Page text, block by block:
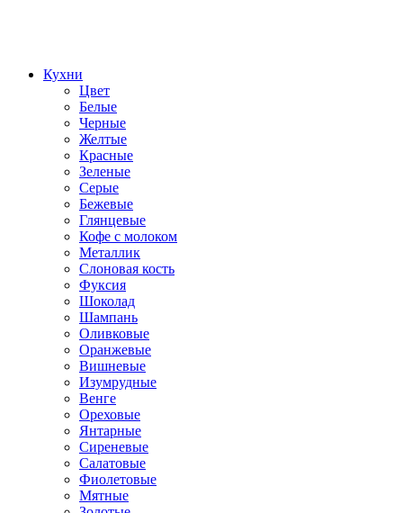
Кухни
Цвет
Белые
Черные
Желтые
Красные
Зеленые
Серые
Бежевые
Глянцевые
Кофе с молоком
Металлик
Слоновая кость
Фуксия
Шоколад
Шампань
Оливковые
Оранжевые
Вишневые
Изумрудные
Венге
Ореховые
Янтарные
Сиреневые
Салатовые
Фиолетовые
Мятные